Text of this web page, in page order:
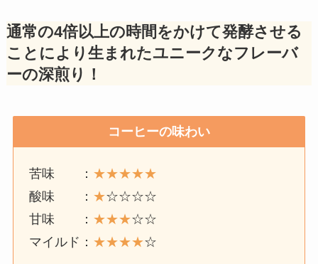
通常の4倍以上の時間をかけて発酵させる
ことにより生まれたユニークなフレーバ
ーの深煎り！
コーヒーの味わい
苦味 ： ★★★★★
酸味 ： ★☆☆☆☆
甘味 ： ★★★☆☆
マイルド： ★★★★☆